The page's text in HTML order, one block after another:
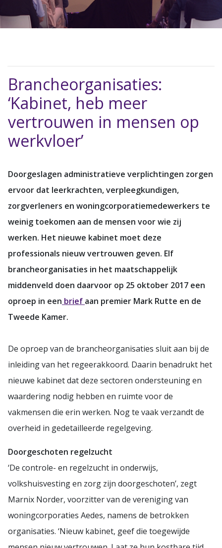
Brancheorganisaties:
‘Kabinet, heb meer
vertrouwen in mensen op
werkvloer’
Doorgeslagen administratieve verplichtingen zorgen
ervoor dat leerkrachten, verpleegkundigen,
zorgverleners en woningcorporatiemedewerkers te
weinig toekomen aan de mensen voor wie zij
werken. Het nieuwe kabinet moet deze
professionals nieuw vertrouwen geven. Elf
brancheorganisaties in het maatschappelijk
middenveld doen daarvoor op 25 oktober 2017 een
oproep in een brief aan premier Mark Rutte en de
Tweede Kamer.
De oproep van de brancheorganisaties sluit aan bij de
inleiding van het regeerakkoord. Daarin benadrukt het
nieuwe kabinet dat deze sectoren ondersteuning en
waardering nodig hebben en ruimte voor de
vakmensen die erin werken. Nog te vaak verzandt de
overheid in gedetailleerde regelgeving.
Doorgeschoten regelzucht
‘De controle- en regelzucht in onderwijs,
volkshuisvesting en zorg zijn doorgeschoten’, zegt
Marnix Norder, voorzitter van de vereniging van
woningcorporaties Aedes, namens de betrokken
organisaties. ‘Nieuw kabinet, geef die toegewijde